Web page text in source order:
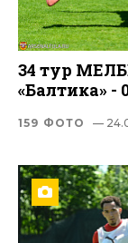
34 тур
«Балтика» -
159 ФОТО —